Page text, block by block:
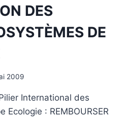
DES
DE
2009
International des
Ecologie : REMBOURSER